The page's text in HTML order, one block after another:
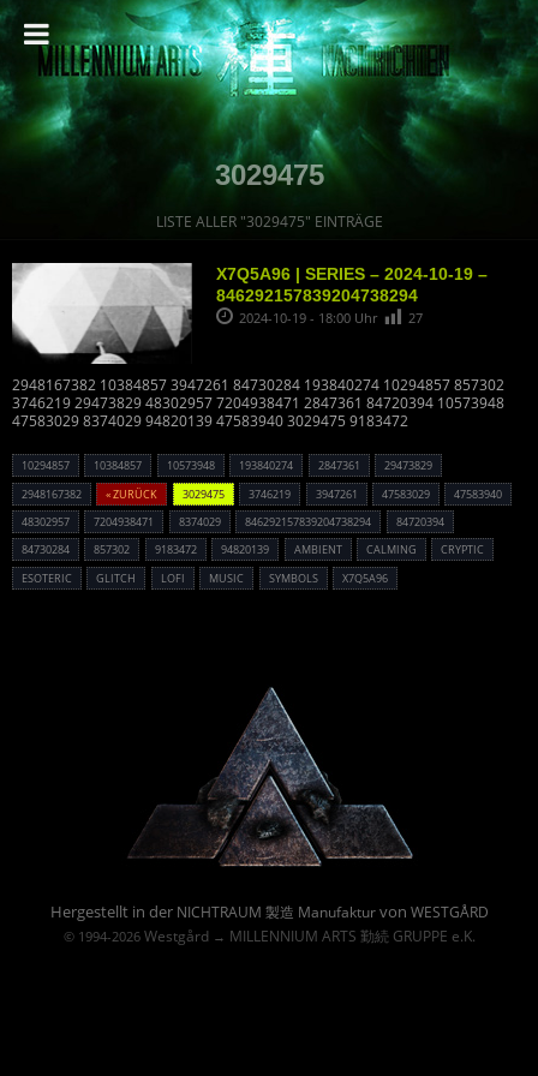
3029475
LISTE ALLER "3029475" EINTRÄGE
X7Q5A96 | SERIES – 2024-10-19 –
846292157839204738294
2024-10-19 - 18:00 Uhr 27
2948167382 10384857 3947261 84730284 193840274 10294857 857302
3746219 29473829 48302957 7204938471 2847361 84720394 10573948
47583029 8374029 94820139 47583940 3029475 9183472
10294857 10384857 10573948 193840274 2847361
29473829
2948167382
« ZURÜCK 3029475 3746219 3947261 47583029
47583940
48302957
7204938471 8374029 846292157839204738294
84720394
84730284
857302 9183472 94820139 AMBIENT CALMING
CRYPTIC
ESOTERIC
GLITCH LOFI MUSIC SYMBOLS X7Q5A96
Hergestellt in der NICHTRAUM 製造 Manufakturvon WESTGÅRD
© 1994-2026 Westgård→ MILLENNIUM ARTS 勤続 GRUPPE e.K.
Powered By :